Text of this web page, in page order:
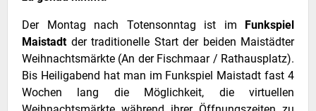
Der Montag nach Totensonntag ist im
Funkspiel
Maistadtder traditionelle Start der beiden Maistädter
Weihnachtsmärkte (An der Fischmaar / Rathausplatz).
Bis Heiligabend hat man im Funkspiel Maistadt fast 4
Wochen lang die Möglichkeit, die virtuellen